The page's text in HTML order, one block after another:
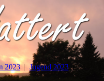
2023 Jugend 2023